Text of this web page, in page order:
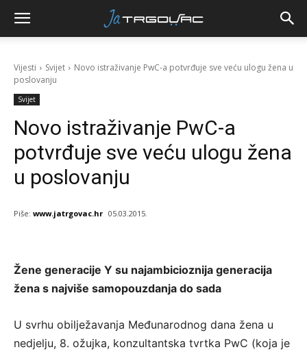
Vijesti Svijet
Novo istraživanje PwC-a potvrđuje sve veću ulogu žena u
poslovanju
Svijet
Novo istraživanje PwC-a
potvrđuje sve veću ulogu žena
u poslovanju
Piše: www.jatrgovac.hr 05.03.2015.
Žene generacije Y su najambicioznija generacija
žena s najviše samopouzdanja do sada
U svrhu obilježavanja Međunarodnog dana žena u
nedjelju, 8. ožujka, konzultantska tvrtka PwC (koja je